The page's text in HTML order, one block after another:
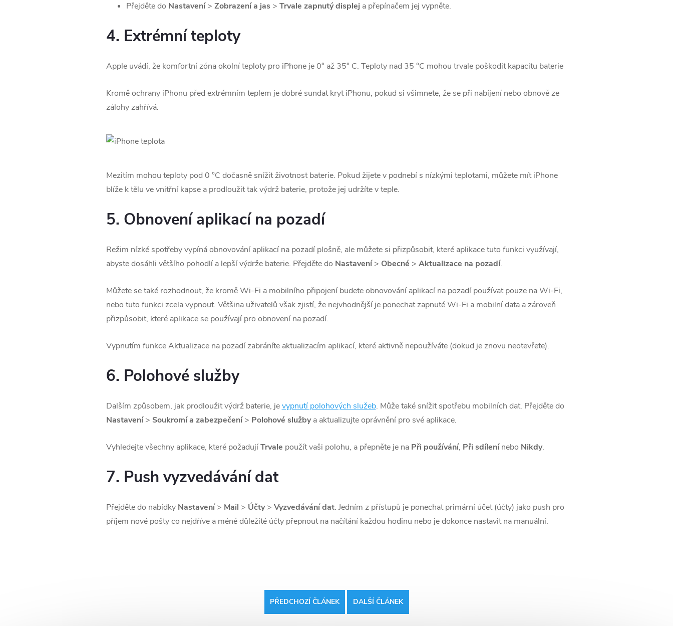
Přejděte do Nastavení> Zobrazení a jas > Trvale zapnutý displej a přepínačem jej vypněte.
4. Extrémní teploty
Apple uvádí, že komfortní zóna okolní teploty pro iPhone je 0° až 35° C. Teploty nad 35 °C mohou trvale poškodit kapacitu baterie
Kromě ochrany iPhonu před extrémním teplem je dobré sundat kryt iPhonu, pokud si všimnete, že se při nabíjení nebo obnově ze
zálohy zahřívá.
Mezitím mohou teploty pod 0 °C dočasně snížit životnost baterie. Pokud žijete v podnebí s nízkými teplotami, můžete mít iPhone
blíže k tělu ve vnitřní kapse a prodloužit tak výdrž baterie, protože jej udržíte v teple.
5. Obnovení aplikací na pozadí
Režim nízké spotřeby vypíná obnovování aplikací na pozadí plošně, ale můžete si přizpůsobit, které aplikace tuto funkci využívají,
abyste dosáhli většího pohodlí a lepší výdrže baterie. Přejděte do Nastavení> Obecné > Aktualizace na pozadí.
Můžete se také rozhodnout, že kromě Wi-Fi a mobilního připojení budete obnovování aplikací na pozadí používat pouze na Wi-Fi,
nebo tuto funkci zcela vypnout. Většina uživatelů však zjistí, že nejvhodnější je ponechat zapnuté Wi-Fi a mobilní data a zároveň
přizpůsobit, které aplikace se používají pro obnovení na pozadí.
Vypnutím funkce Aktualizace na pozadí zabráníte aktualizacím aplikací, které aktivně nepoužíváte (dokud je znovu neotevřete).
6. Polohové služby
Dalším způsobem, jak prodloužit výdrž baterie, jevypnutí polohových služeb. Může také snížit spotřebu mobilních dat. Přejděte do
Nastavení> Soukromí a zabezpečení> Polohové službya aktualizujte oprávnění pro své aplikace.
Vyhledejte všechny aplikace, které požadujíTrvale použít vaši polohu, a přepněte je na Při používání, Při sdílenínebo Nikdy.
7. Push vyzvedávání dat
Přejděte do nabídky Nastavení> Mail > Účty> Vyzvedávání dat. Jedním z přístupů je ponechat primární účet (účty) jako push pro
příjem nové pošty co nejdříve a méně důležité účty přepnout na načítání každou hodinu nebo je dokonce nastavit na manuální.
PŘEDCHOZÍ ČLÁNEK DALŠÍ ČLÁNEK